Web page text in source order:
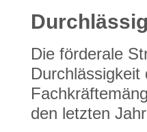
Die förderale
den letzten